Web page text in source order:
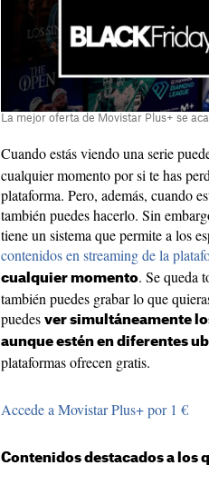
La mejor oferta de Movistar Plus+ se
Cuando estás viendo una serie
cualquier momento por si te has
plataforma. Pero, además, cuando
también puedes hacerlo. Sin
tiene un sistema que permite a los
contenidos en streaming de la
cualquier momento. Se queda
también puedes grabar lo que
puedes ver simultáneamente
aunque estén en diferentes
plataformas ofrecen gratis.
Accede a Movistar Plus+ por 1 €
Contenidos destacados a los